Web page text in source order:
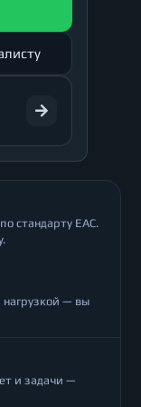
стандарту ЕАС.
— вы
и задачи —